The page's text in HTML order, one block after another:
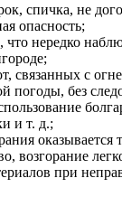
спичка, не
опасность;
нередко
связанных с
погоды, без
и т. д.;
оказывается
возгорание
при